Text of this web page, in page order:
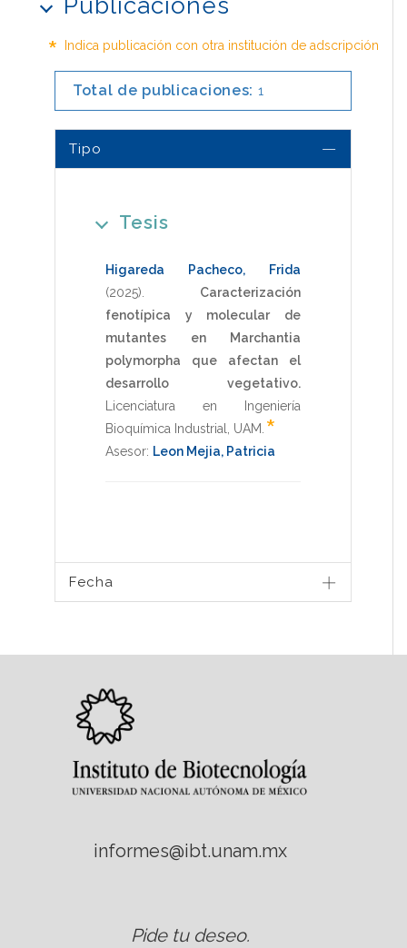
Publicaciones
* Indica publicación con otra institución de adscripción
Total de publicaciones: 1
Tipo
Tesis
Higareda Pacheco, Frida
(2025)
Caracterización
fenotípica y molecular de
mutantes en Marchantia
polymorpha que afectan el
desarrollo vegetativo.
Licenciatura en Ingeniería
Bioquímica Industrial
UAM *
Asesor: Leon Mejia, Patricia
Fecha
informes@ibt.unam.mx
Pide tu deseo.